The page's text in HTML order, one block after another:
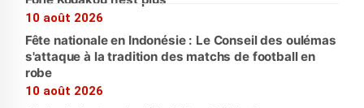
10 août 2026
Fête nationale en Indonésie : Le Conseil des oulémas
s'attaque à la tradition des matchs de football en
robe
10 août 2026